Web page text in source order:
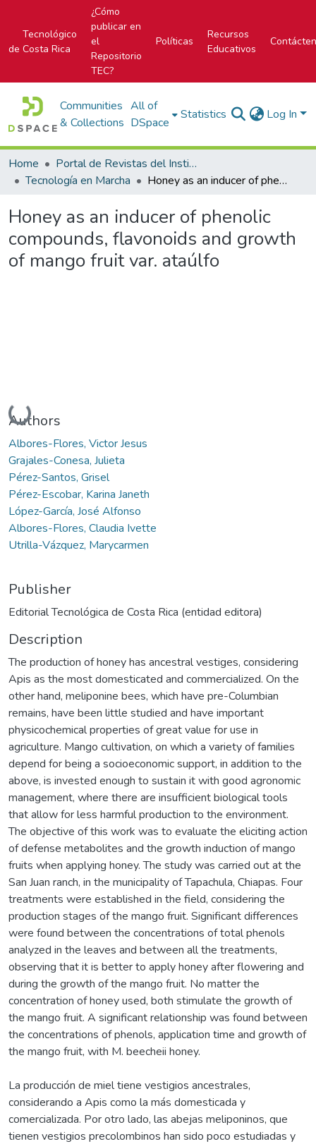
Tecnológico
de Costa Rica
¿Cómo
publicar en
el
Repositorio
TEC?
Políticas
Recursos
Educativos
Communities
& Collections
All of
DSpace
Statistics Log In
Home
Portal de Revistas del Instituto Tecnológico de Costa Rica
Tecnología en Marcha
Honey as an inducer of phenolic compounds, flavonoids and growth of mango fruit var. ataúlfo
Honey as an inducer of phenolic
compounds, flavonoids and growth
of mango fruit var. ataúlfo
Loading...
Authors
Albores-Flores, Victor Jesus
Grajales-Conesa, Julieta
Pérez-Santos, Grisel
Pérez-Escobar, Karina Janeth
López-García, José Alfonso
Albores-Flores, Claudia Ivette
Utrilla-Vázquez, Marycarmen
Publisher
Editorial Tecnológica de Costa Rica (entidad editora)
Description
The production of honey has ancestral vestiges, considering
Apis as the most domesticated and commercialized. On the
other hand, meliponine bees, which have pre-Columbian
remains, have been little studied and have important
physicochemical properties of great value for use in
agriculture. Mango cultivation, on which a variety of families
depend for being a socioeconomic support, in addition to the
above, is invested enough to sustain it with good agronomic
management, where there are insufficient biological tools
that allow for less harmful production to the environment.
The objective of this work was to evaluate the eliciting action
of defense metabolites and the growth induction of mango
fruits when applying honey. The study was carried out at the
San Juan ranch, in the municipality of Tapachula, Chiapas. Four
treatments were established in the field, considering the
production stages of the mango fruit. Significant differences
were found between the concentrations of total phenols
analyzed in the leaves and between all the treatments,
observing that it is better to apply honey after flowering and
during the growth of the mango fruit. No matter the
concentration of honey used, both stimulate the growth of
the mango fruit. A significant relationship was found between
the concentrations of phenols, application time and growth of
the mango fruit, with M. beecheii honey.
La producción de miel tiene vestigios ancestrales,
considerando a Apis como la más domesticada y
comercializada. Por otro lado, las abejas meliponinos, que
tienen vestigios precolombinos han sido poco estudiadas y